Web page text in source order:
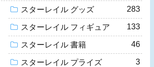
スターレイル グッズ 283
スターレイル フィギュア 133
スターレイル 書籍 46
スターレイル プライズ 3